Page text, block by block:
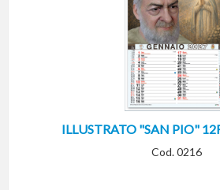
ILLUSTRATO "SAN PIO"
Cod. 0216